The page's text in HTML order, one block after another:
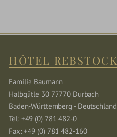
HÔTEL REBSTOCK
Familie Baumann
Halbgütle 30 77770 Durbach
Baden-Württemberg - Deutschland
Tel: +49 (0) 781 482-0
Fax: +49 (0) 781 482-160